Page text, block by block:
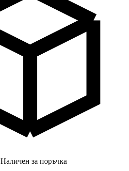
Наличен за поръчка